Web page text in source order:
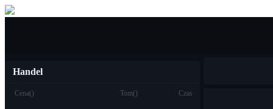
Handel
Cena() Tom() Czas